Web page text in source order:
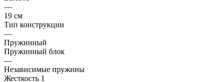
—
19 см
Тип конструкции
—
Пружинный
Пружинный блок
—
Независимые пружины
Жесткость 1